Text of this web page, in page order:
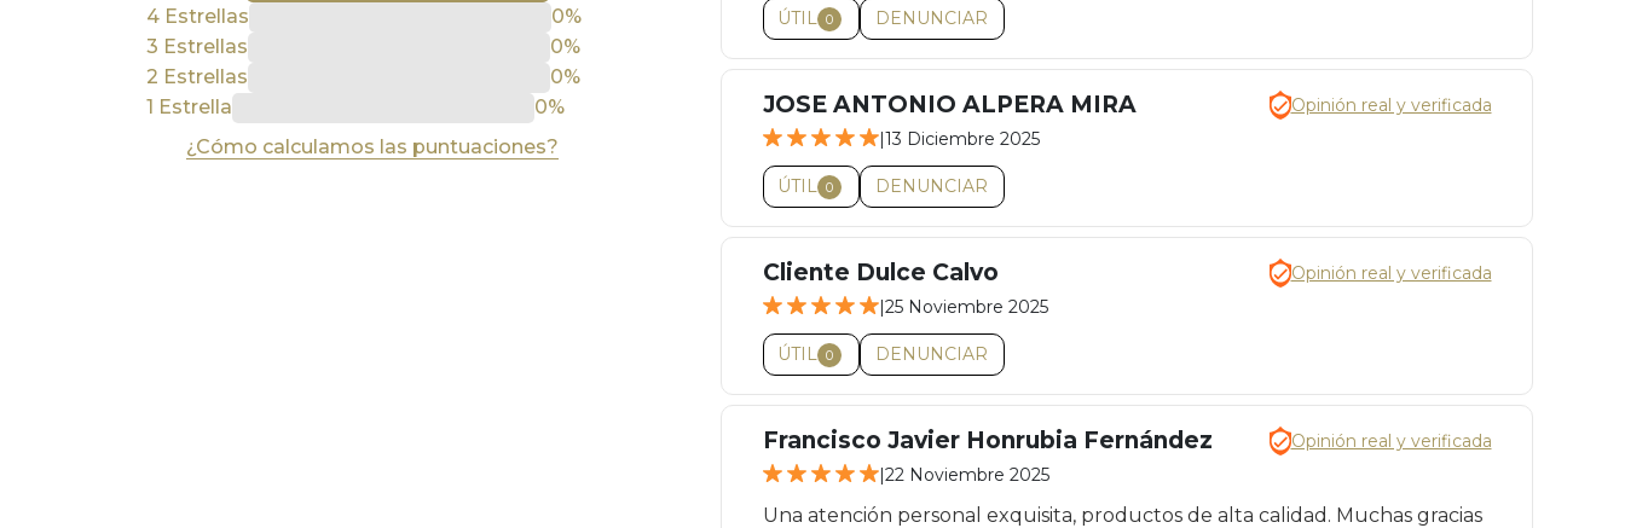
4 Estrellas
0%
3 Estrellas
0%
2 Estrellas
0%
1 Estrella
0%
¿Cómo calculamos las puntuaciones?
ÚTIL 0 DENUNCIAR
JOSE ANTONIO ALPERA MIRA
Opinión real y verificada
|13 Diciembre 2025
ÚTIL 0 DENUNCIAR
Cliente Dulce Calvo
Opinión real y verificada
|25 Noviembre 2025
ÚTIL 0 DENUNCIAR
Francisco Javier Honrubia Fernández
Opinión real y verificada
|22 Noviembre 2025
Una atención personal exquisita, productos de alta calidad. Muchas gracias